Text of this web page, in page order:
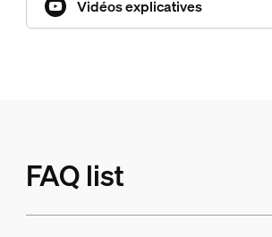
Vidéos explicatives
FAQ list